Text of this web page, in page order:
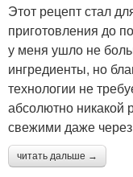
Этот рецепт стал
приготовления до
у меня ушло не
ингредиенты, но
технологии не
абсолютно никакой
свежими даже через
читать дальше →